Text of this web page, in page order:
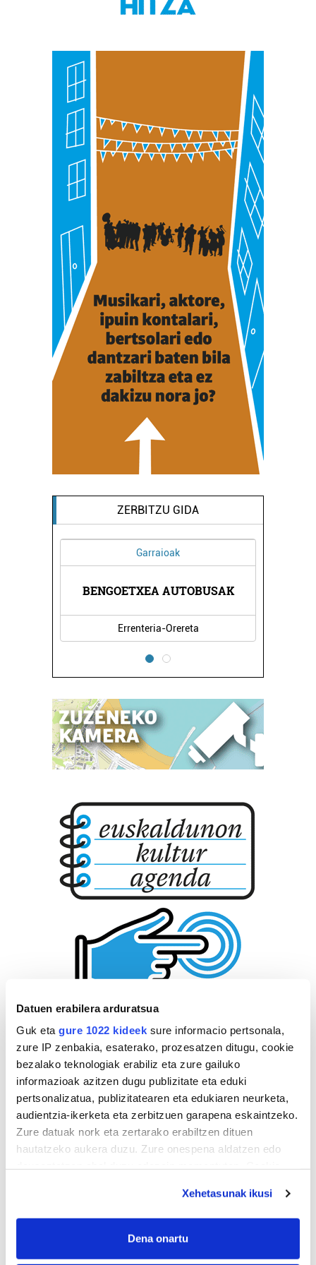
Datuen erabilera arduratsua
Guk eta gure 1022 kideek sure informacio pertsonala,
zure IP zenbakia, esaterako, prozesatzen ditugu, cookie
bezalako teknologiak erabiliz eta zure gailuko
informazioak azitzen dugu publizitate eta eduki
pertsonalizatua, publizitatearen eta edukiaren neurketa,
audientzia-ikerketa eta zerbitzuen garapena eskaintzeko.
Zure datuak nork eta zertarako erabiltzen dituen
hautatzeko aukera duzu. Zure onespena aldatzen edo
If you allow, we would also like to:
Collect information about your geographical
Xehetasunak ikusi
Dena onartu
ZERBITZU GIDA
Garraioak
BENGOETXEA AUTOBUSAK
Errenteria-Orereta